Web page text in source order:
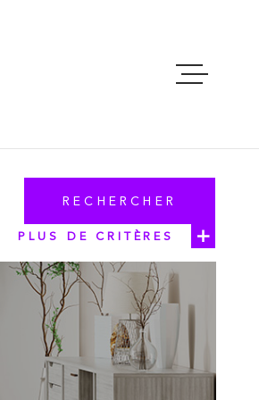
LOCATIONS
CONTACT
PLUS DE CRITÈRES
RECHERCHER